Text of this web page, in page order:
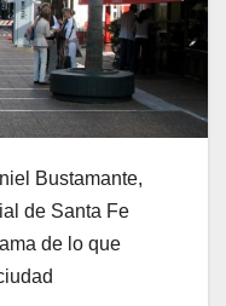
Bustamante,
de Santa Fe
de lo que